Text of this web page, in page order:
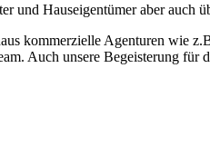
und Hauseigentümer aber
kommerzielle Agenturen wie
Auch unsere Begeisterung